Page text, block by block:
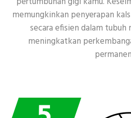
memungkinkan penyerapan
secara efisien dalam tubuh
meningkatkan